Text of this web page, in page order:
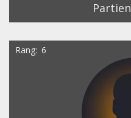
Partien
Rang 6